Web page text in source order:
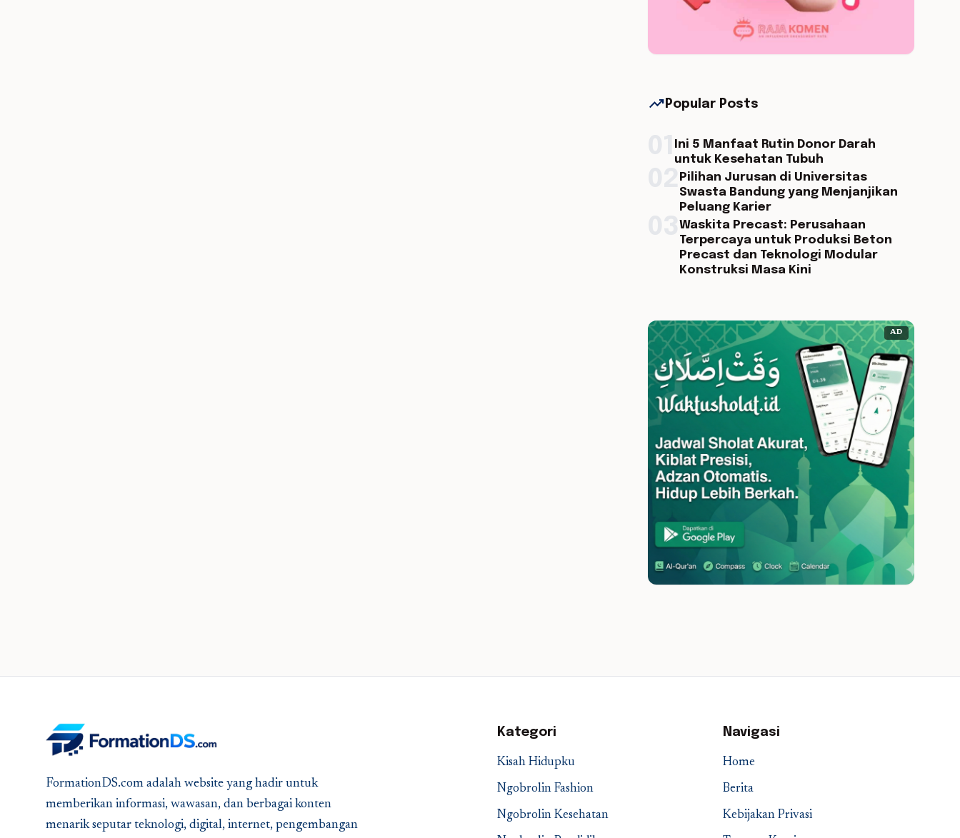
trending_up Popular Posts
Ini 5 Manfaat Rutin Donor Darah
untuk Kesehatan Tubuh
Pilihan Jurusan di Universitas
Swasta Bandung yang Menjanjikan
Peluang Karier
Waskita Precast: Perusahaan
Terpercaya untuk Produksi Beton
Precast dan Teknologi Modular
Konstruksi Masa Kini
AD
FormationDS.com adalah website yang hadir untuk
memberikan informasi, wawasan, dan berbagai konten
menarik seputar teknologi, digital, internet, pengembangan
Kategori
Kisah Hidupku
Ngobrolin Fashion
Ngobrolin Kesehatan
Navigasi
Home
Berita
Kebijakan Privasi